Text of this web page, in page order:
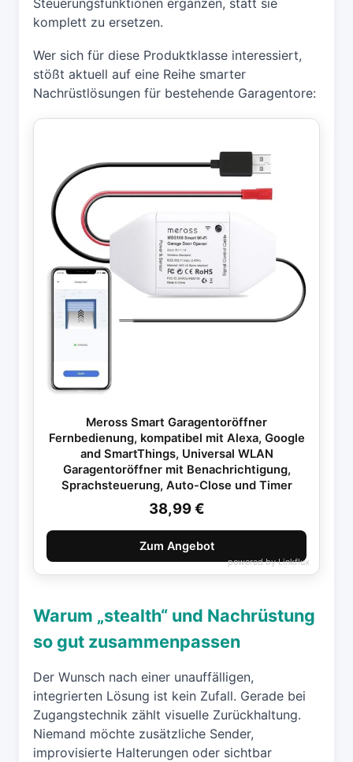
komplett zu ersetzen.
Wer sich für diese Produktklasse interessiert,
stößt aktuell auf eine Reihe smarter
Nachrüstlösungen für bestehende Garagentore:
Meross Smart Garagentoröffner
Fernbedienung, kompatibel mit Alexa, Google
and SmartThings, Universal WLAN
Garagentoröffner mit Benachrichtigung,
Sprachsteuerung, Auto-Close und Timer
38,99 €
Zum Angebot
powered byLinkflux
Warum „stealth“ und Nachrüstung
so gut zusammenpassen
Der Wunsch nach einer unauffälligen,
integrierten Lösung ist kein Zufall. Gerade bei
Zugangstechnik zählt visuelle Zurückhaltung.
Niemand möchte zusätzliche Sender,
improvisierte Halterungen oder sichtbar